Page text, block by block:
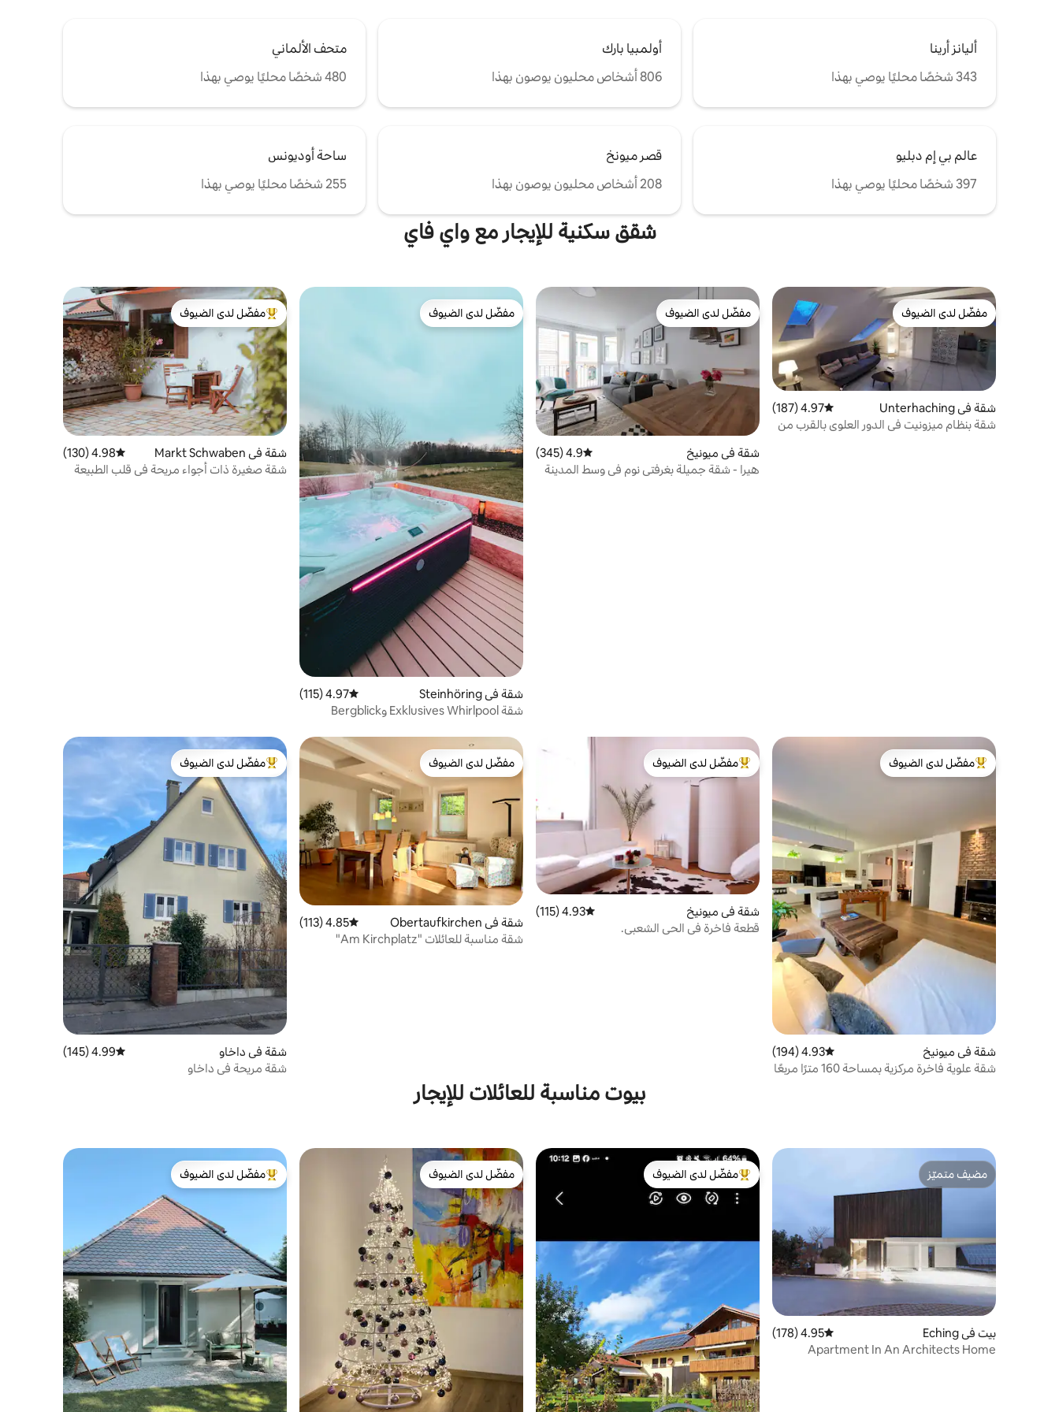
أليانز أرينا
343 شخصًا محليًا يوصي بهذا
أولمبيا بارك
806 أشخاص محليون يوصون بهذا
متحف الألماني
480 شخصًا محليًا يوصي بهذا
عالم بي إم دبليو
397 شخصًا محليًا يوصي بهذا
قصر ميونخ
208 أشخاص محليون يوصون بهذا
ساحة أوديونس
255 شخصًا محليًا يوصي بهذا
شقق سكنية للإيجار مع واي فاي
مفضّل لدى الضيوف
مفضّل لدى الضيوف
شقة في Unterhaching متوسط التقييم 4.97 من 5، 187 مراجعات
4.97 (187)
شقة بنظام ميزونيت في الدور العلوي بالقرب من
مفضّل لدى الضيوف
مفضّل لدى الضيوف
شقة في ميونيخ متوسط التقييم 4.9 من 5، 345 مراجعات
4.9 (345)
هيرا - شقة جميلة بغرفتي نوم في وسط المدينة
مفضّل لدى الضيوف
مفضّل لدى الضيوف
شقة في Steinhöring متوسط التقييم 4.97 من 5، 115 مراجعات
4.97 (115)
شقة Exklusives Whirlpool وBergblick
من أبرز البيوت المفضّلة لدى الضيوف
مفضّل لدى الضيوف
شقة في Markt Schwaben متوسط التقييم 4.98 من 5، 130 مراجعات
4.98 (130)
شقة صغيرة ذات أجواء مريحة في قلب الطبيعة
من أبرز البيوت المفضّلة لدى الضيوف
مفضّل لدى الضيوف
شقة في ميونيخ متوسط التقييم 4.93 من 5، 194 مراجعات
4.93 (194)
شقة علوية فاخرة مركزية بمساحة 160 مترًا مربعًا
من أبرز البيوت المفضّلة لدى الضيوف
مفضّل لدى الضيوف
شقة في ميونيخ متوسط التقييم 4.93 من 5، 115 مراجعات
4.93 (115)
قطعة فاخرة في الحي الشعبي.
مفضّل لدى الضيوف
مفضّل لدى الضيوف
شقة في Obertaufkirchen متوسط التقييم 4.85 من 5، 113 مراجعات
4.85 (113)
شقة مناسبة للعائلات "Am Kirchplatz"
من أبرز البيوت المفضّلة لدى الضيوف
مفضّل لدى الضيوف
شقة في داخاو متوسط التقييم 4.99 من 5، 145 مراجعات
4.99 (145)
شقة مريحة في داخاو
بيوت مناسبة للعائلات للإيجار
مضيف متميّز
مضيف متميّز
بيت في Eching متوسط التقييم 4.95 من 5، 178 مراجعات
4.95 (178)
Apartment In An Architects Home
من أبرز البيوت المفضّلة لدى الضيوف
مفضّل لدى الضيوف
مفضّل لدى الضيوف
مفضّل لدى الضيوف
من أبرز البيوت المفضّلة لدى الضيوف
مفضّل لدى الضيوف